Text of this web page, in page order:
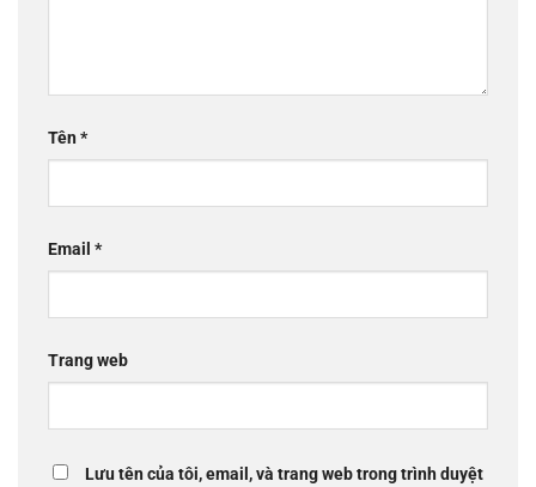
Tên*
Email *
Trang web
Lưu tên của tôi, email, và trang web trong trình duyệt